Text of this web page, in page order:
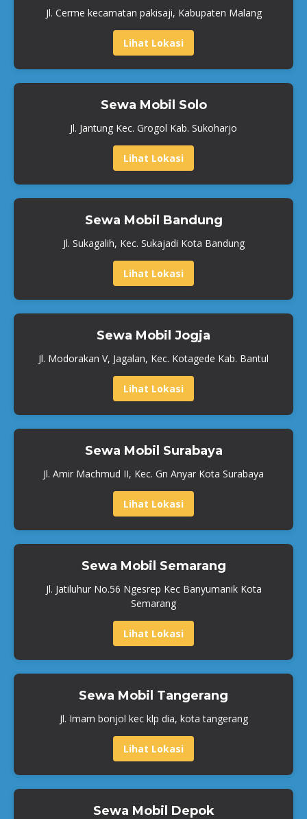
Jl. Cerme kecamatan pakisaji, Kabupaten Malang
Lihat Lokasi
Sewa Mobil Solo
Jl. Jantung Kec. Grogol Kab. Sukoharjo
Lihat Lokasi
Sewa Mobil Bandung
Jl. Sukagalih, Kec. Sukajadi Kota Bandung
Lihat Lokasi
Sewa Mobil Jogja
Jl. Modorakan V, Jagalan, Kec. Kotagede Kab. Bantul
Lihat Lokasi
Sewa Mobil Surabaya
Jl. Amir Machmud II, Kec. Gn Anyar Kota Surabaya
Lihat Lokasi
Sewa Mobil Semarang
Jl. Jatiluhur No.56 Ngesrep Kec Banyumanik Kota
Semarang
Lihat Lokasi
Sewa Mobil Tangerang
Jl. Imam bonjol kec klp dia, kota tangerang
Lihat Lokasi
Sewa Mobil Depok